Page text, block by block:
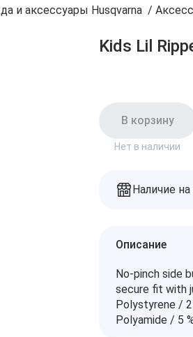
и аксессуары Husqvarna /
Kids Lil
В корзину
Нет в наличии
Наличие на
Описание
No-pinch side
secure fit with
Polystyrene /
Polyamide / 5